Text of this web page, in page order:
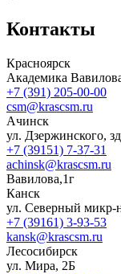
Контакты
Красноярск
Академика
+7 (391) 205-00-00
csm@krascsm.ru
Ачинск
ул. Дзержинского,
+7 (39151) 7-37-31
achinsk@krascsm.ru
Вавилова,1г
Канск
ул. Северный микр-
+7 (39161) 3-93-53
kansk@krascsm.ru
Лесосибирск
ул. Мира, 2Б